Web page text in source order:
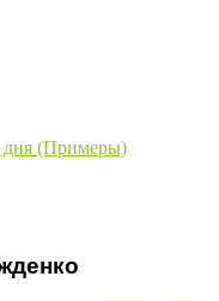
(Примеры)